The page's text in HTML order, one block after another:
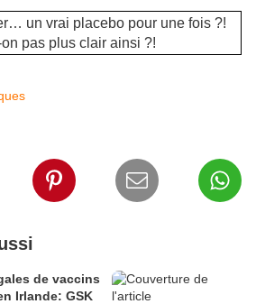
un vrai placebo pour une fois ?!
pas plus clair ainsi ?!
de vaccins
Irlande: GSK